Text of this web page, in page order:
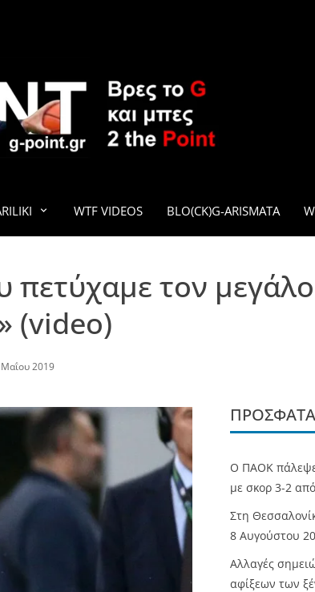
G-POINT.GR
WTF VIDEOS BLO(CK)G-ARISMATA
πετύχαμε τον
(video)
2019
Ο ΠΑΟΚ
με σκορ 3-2
Στη
8 Αυγούστου
Αλλαγές
αφίξεων των